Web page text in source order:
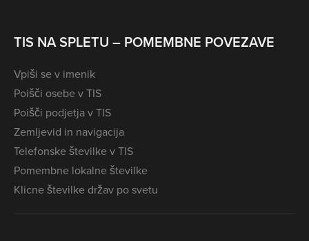
TIS NA SPLETU – POMEMBNE POVEZAVE
Vpiši se v imenik
Poišči osebe v TIS
Poišči podjetja v TIS
Zemljevid in navigacija
Telefonske številke v TIS
Pomembne lokalne številke
Klicne številke držav po svetu